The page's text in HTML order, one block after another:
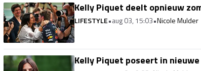
Kelly Piquet deelt opnieuw
LIFESTYLE•aug 03, 15:03•Nicole Mulder
Kelly Piquet poseert in